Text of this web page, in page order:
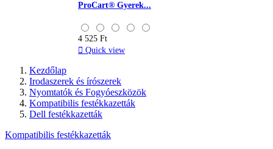
ProCart® Gyerek...
4 525 Ft
 Quick view
Kezdőlap
Irodaszerek és írószerek
Nyomtatók és Fogyóeszközök
Kompatibilis festékkazetták
Dell festékkazetták
Kompatibilis festékkazetták